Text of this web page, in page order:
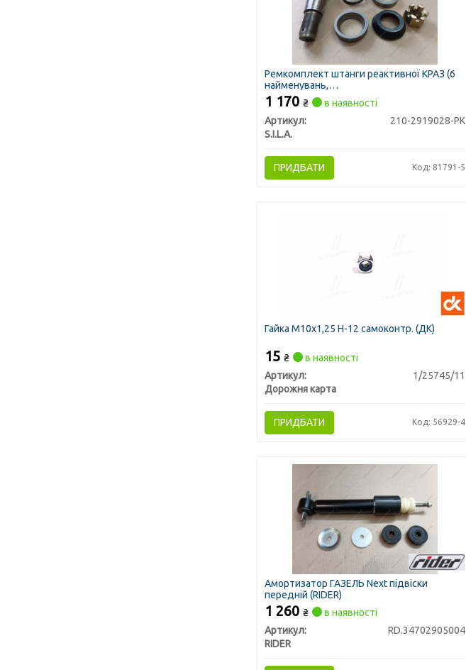
Ремкомплект штанги реактивної КРАЗ (6
найменувань,
Палець+Сухарі+Пруж+Пильовик+Гайка)
(вир-во S.I.L.A. AC)
1 170 ₴
в наявності
Артикул:
210-2919028-РК
S.I.L.A.
ПРИДБАТИ Код: 81791-5
Гайка М10х1,25 Н-12 самоконтр. (ДК)
15 ₴
в наявності
Артикул:
1/25745/11
Дорожня карта
ПРИДБАТИ Код: 56929-4
Амортизатор ГАЗЕЛЬ Next підвіски
передній (RIDER)
1 260 ₴
в наявності
Артикул:
RD.34702905004
RIDER